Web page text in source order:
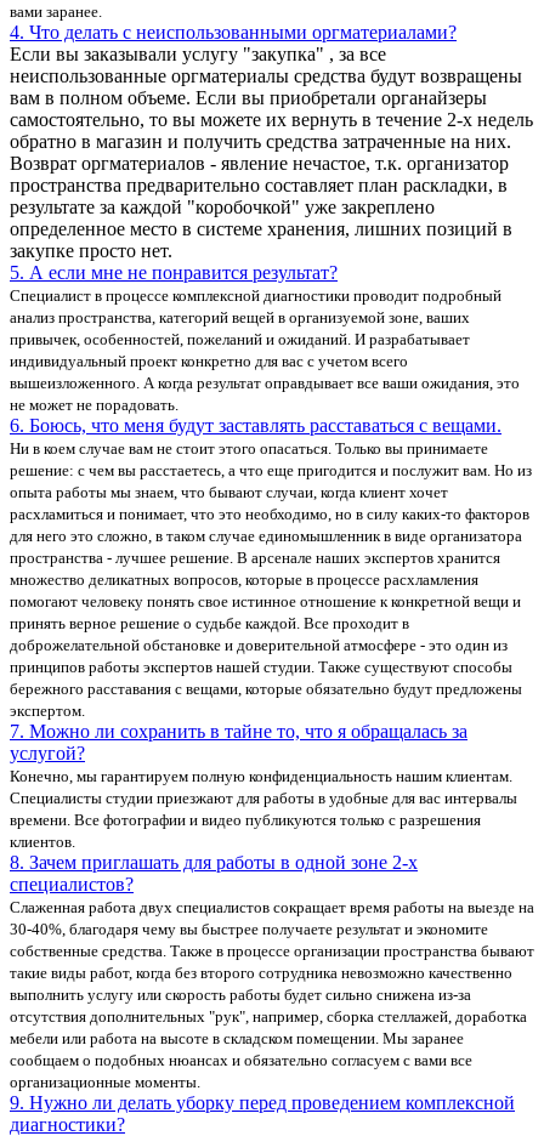
вами заранее.
4. Что делать с неиспользованными оргматериалами?
Если вы заказывали услугу "закупка" , за все
неиспользованные оргматериалы средства будут возвращены
вам в полном объеме. Если вы приобретали органайзеры
самостоятельно, то вы можете их вернуть в течение 2-х недель
обратно в магазин и получить средства затраченные на них.
Возврат оргматериалов - явление нечастое, т.к. организатор
пространства предварительно составляет план раскладки, в
результате за каждой "коробочкой" уже закреплено
определенное место в системе хранения, лишних позиций в
закупке просто нет.
5. А если мне не понравится результат?
Специалист в процессе комплексной диагностики проводит подробный
анализ пространства, категорий вещей в организуемой зоне, ваших
привычек, особенностей, пожеланий и ожиданий. И разрабатывает
индивидуальный проект конкретно для вас с учетом всего
вышеизложенного. А когда результат оправдывает все ваши ожидания, это
не может не порадовать.
6. Боюсь, что меня будут заставлять расставаться с вещами.
Ни в коем случае вам не стоит этого опасаться. Только вы принимаете
решение: с чем вы расстаетесь, а что еще пригодится и послужит вам. Но из
опыта работы мы знаем, что бывают случаи, когда клиент хочет
расхламиться и понимает, что это необходимо, но в силу каких-то факторов
для него это сложно, в таком случае единомышленник в виде организатора
пространства - лучшее решение. В арсенале наших экспертов хранится
множество деликатных вопросов, которые в процессе расхламления
помогают человеку понять свое истинное отношение к конкретной вещи и
принять верное решение о судьбе каждой. Все проходит в
доброжелательной обстановке и доверительной атмосфере - это один из
принципов работы экспертов нашей студии. Также существуют способы
бережного расставания с вещами, которые обязательно будут предложены
экспертом.
7. Можно ли сохранить в тайне то, что я обращалась за
услугой?
Конечно, мы гарантируем полную конфиденциальность нашим клиентам.
Специалисты студии приезжают для работы в удобные для вас интервалы
времени. Все фотографии и видео публикуются только с разрешения
клиентов.
8. Зачем приглашать для работы в одной зоне 2-х
специалистов?
Слаженная работа двух специалистов сокращает время работы на выезде на
30-40%, благодаря чему вы быстрее получаете результат и экономите
собственные средства. Также в процессе организации пространства бывают
такие виды работ, когда без второго сотрудника невозможно качественно
выполнить услугу или скорость работы будет сильно снижена из-за
отсутствия дополнительных "рук", например, сборка стеллажей, доработка
мебели или работа на высоте в складском помещении. Мы заранее
сообщаем о подобных нюансах и обязательно согласуем с вами все
организационные моменты.
9. Нужно ли делать уборку перед проведением комплексной
диагностики?